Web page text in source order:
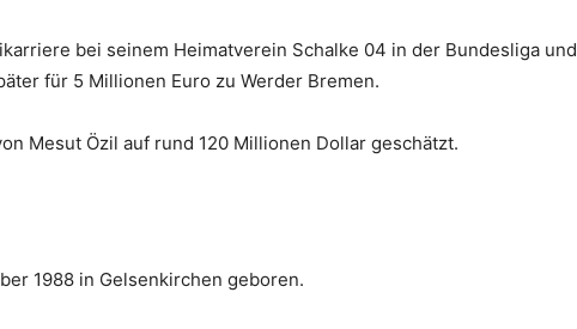
bei seinem Heimatverein Schalke 04 in der Bundesliga und
für 5 Millionen Euro zu Werder Bremen.
Mesut Özil auf rund 120 Millionen Dollar geschätzt.
1988 in Gelsenkirchen geboren.